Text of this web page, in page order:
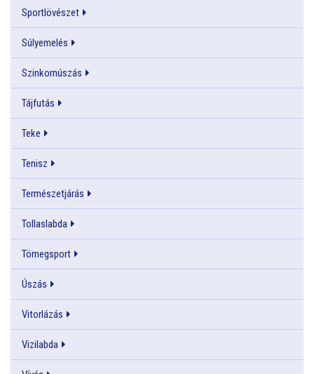
Sportlövészet
Súlyemelés
Szinkornúszás
Tájfutás
Teke
Tenisz
Természetjárás
Tollaslabda
Tömegsport
Úszás
Vitorlázás
Vizilabda